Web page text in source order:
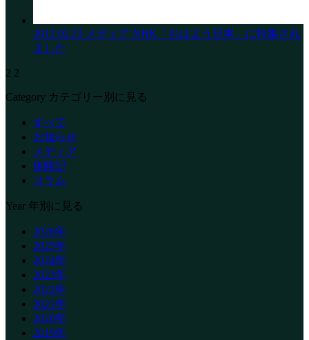
2012.02.23 メディア NHK「おはよう日本」に特集され
ました
2 2
Category カテゴリー別に見る
すべて
お知らせ
メディア
体験記
コラム
Year 年別に見る
2026年
2025年
2024年
2023年
2022年
2021年
2020年
2019年